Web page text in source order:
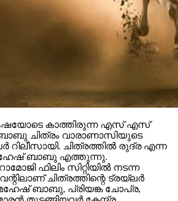
കാത്തിരുന്ന എസ് എസ്
ചിത്രം വാരാണാസിയുടെ
റിലീസായി. ചിത്രത്തിൽ രുദ്ര എന്ന
മഹേഷ് ബാബു എത്തുന്നു.
ഫിലിം സിറ്റിയിൽ നടന്ന
ചിത്രത്തിന്റെ ട്രയ്ലർ
ബാബു, പ്രിയങ്ക ചോപ്ര,